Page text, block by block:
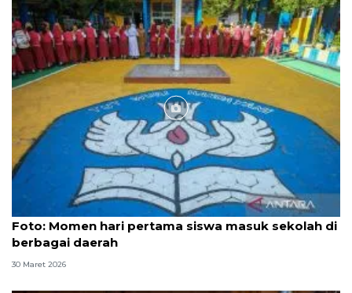
Foto: Momen hari pertama siswa masuk sekolah di
berbagai daerah
30 Maret 2026